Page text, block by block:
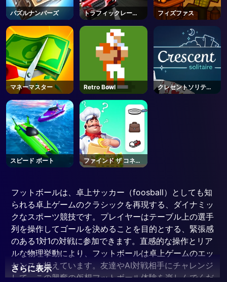
パズルナンバーズ
トラフィックレーサ
ー
フィズファス
マネーマスター Retro Bowl
クレセントソリティ
ア
スピード ボート
ファインド ザ コネク
シティ
フットボールは、卓上サッカー（foosball）としても知
られる卓上ゲームのクラシックを再現する、ダイナミッ
クなスポーツ競技です。プレイヤーはテーブル上の選手
列を操作してゴールを決めることを目的とする、緊張感
のある1対1の対戦に参加できます。直感的な操作とリア
ルな物理挙動により、フットボールは卓上ゲームのエッ
センスを捉えています。友達やAI対戦相手にチャレンジ
して、この興奮の仮想フットボール体験を楽しんでくだ
さらに表示